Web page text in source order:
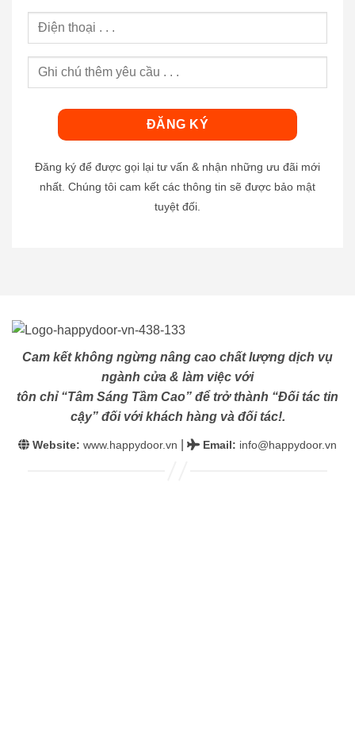
Đăng ký để được gọi lại tư vấn & nhận những ưu đãi mới
nhất. Chúng tôi cam kết các thông tin sẽ được bảo mật
tuyệt đối.
Cam kết không ngừng nâng cao chất lượng dịch vụ
ngành cửa & làm việc với
tôn chỉ “Tâm Sáng Tầm Cao” để trở thành “Đối tác tin
cậy” đối với khách hàng và đối tác!.
Website: www.happydoor.vn Email: info@happydoor.vn